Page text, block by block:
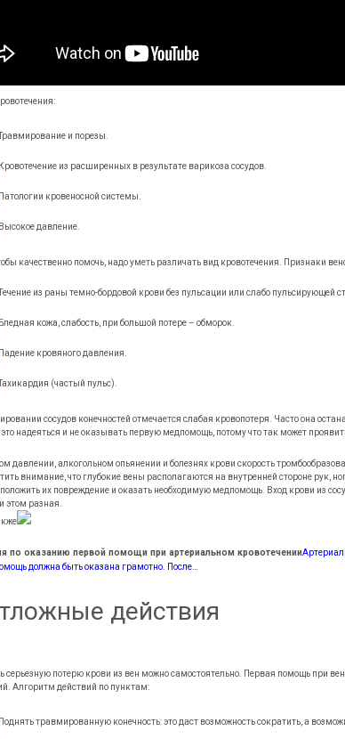
Травмирование и порезы.
Кровотечение из расширенных в результате варикоза сосудов.
Патологии кровеносной системы.
Высокое давление.
качественно помочь, надо уметь различать вид кровотечения. Признаки
Течение из раны темно-бордовой крови без пульсации или слабо пульсирующей
Бледная кожа, слабость, при большой потере – обморок.
Падение кровяного давления.
Тахикардия (частый пульс).
сосудов конечностей отмечается слабая кровопотеря. Часто она
это надеяться и не оказывать первую медпомощь, потому что так может
давлении, алкогольном опьянении и болезнях крови скорость
внимание, что глубокие вены располагаются на внутренней стороне рук,
их повреждение и оказать необходимую медпомощь. Вход крови из
этом разная.
по оказанию первой помощи при артериальном кровотечении
должна быть оказана грамотно. После…
действия
серьезную потерю крови из вен можно самостоятельно. Первая помощь при
Алгоритм действий по пунктам:
Поднять травмированную конечность: это даст возможность сократить, а